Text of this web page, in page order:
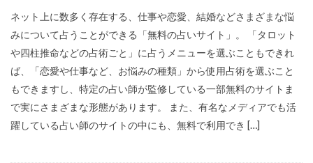
ネット上に数多く存在する、仕事や恋愛、結婚などさまざまな悩
みについて占うことができる「無料の占いサイト」。 「タロット
や四柱推命などの占術ごと」に占うメニューを選ぶこともできれ
ば、「恋愛や仕事など、お悩みの種類」から使用占術を選ぶこと
もできますし、特定の占い師が監修している一部無料のサイトま
で実にさまざまな形態があります。 また、有名なメディアでも活
躍している占い師のサイトの中にも、無料で利用でき […]